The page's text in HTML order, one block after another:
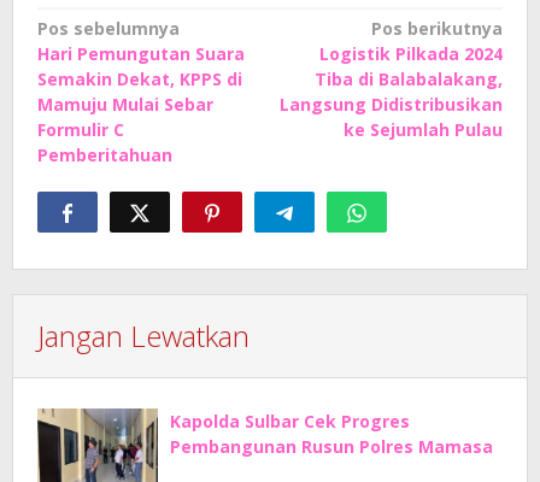
Navigasi
pos
Pos sebelumnya
Hari Pemungutan Suara
Semakin Dekat, KPPS di
Mamuju Mulai Sebar
Formulir C
Pemberitahuan
Pos berikutnya
Logistik Pilkada 2024
Tiba di Balabalakang,
Langsung Didistribusikan
ke Sejumlah Pulau
Jangan Lewatkan
Kapolda Sulbar Cek Progres
Pembangunan Rusun Polres Mamasa